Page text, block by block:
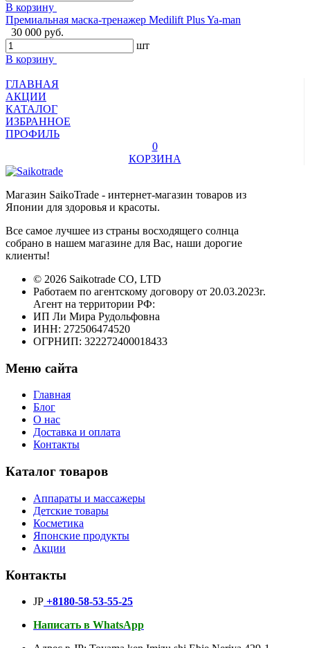
В корзину
Премиальная маска-тренажер Medilift Plus Ya-man
30 000 руб.
шт
В корзину
ГЛАВНАЯ
АКЦИИ
КАТАЛОГ
ИЗБРАННОЕ
ПРОФИЛЬ
0
КОРЗИНА
Магазин SaikoTrade - интернет-магазин товаров из
Японии для здоровья и красоты.
Все самое лучшее из страны восходящего солнца
собрано в нашем магазине для Вас, наши дорогие
клиенты!
© 2026 Saikotrade CO, LTD
Работаем по агентскому договору от 20.03.2023г.
Агент на территории РФ:
ИП Ли Мира Рудольфовна
ИНН: 272506474520
ОГРНИП: 322272400018433
Меню сайта
Главная
Блог
О нас
Доставка и оплата
Контакты
Каталог товаров
Аппараты и массажеры
Детские товары
Косметика
Японские продукты
Акции
Контакты
JP +8180-58-53-55-25
Написать в WhatsApp